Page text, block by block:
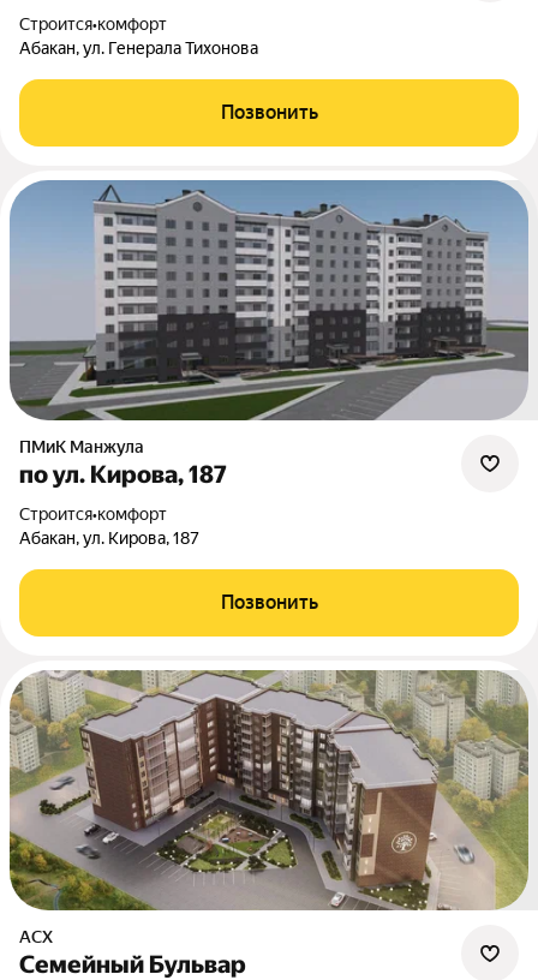
Строится•комфорт
Абакан, ул. Генерала Тихонова
Позвонить
ПМиК Манжула
по ул. Кирова, 187
Строится•комфорт
Абакан, ул. Кирова, 187
Позвонить
АСХ
Семейный Бульвар